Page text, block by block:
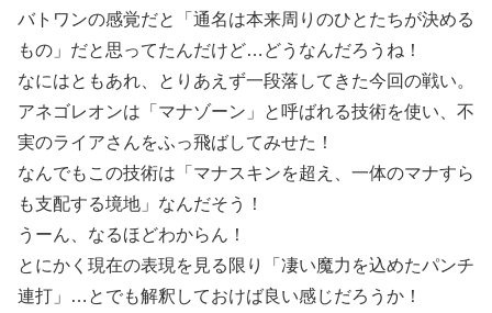
バトワンの感覚だと「通名は本来周りのひとたちが決める
もの」だと思ってたんだけど…どうなんだろうね！
なにはともあれ、とりあえず一段落してきた今回の戦い。
アネゴレオンは「マナゾーン」と呼ばれる技術を使い、不
実のライアさんをふっ飛ばしてみせた！
なんでもこの技術は「マナスキンを超え、一体のマナすら
も支配する境地」なんだそう！
うーん、なるほどわからん！
とにかく現在の表現を見る限り「凄い魔力を込めたパンチ
連打」…とでも解釈しておけば良い感じだろうか！